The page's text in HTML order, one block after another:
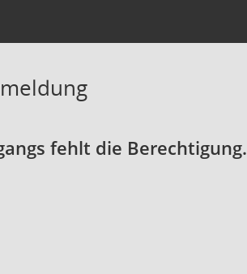
fehlt die Berechtigung.